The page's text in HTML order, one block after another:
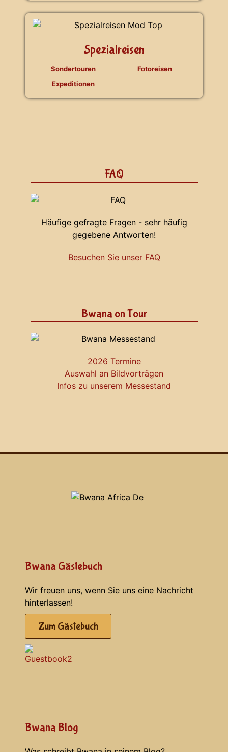
Spezialreisen
Sondertouren
Expeditionen
Fotoreisen
FAQ
Häufige gefragte Fragen - sehr häufig
gegebene Antworten!
Besuchen Sie unser FAQ
Bwana on Tour
2026 Termine
Auswahl an Bildvorträgen
Infos zu unserem Messestand
Bwana Gästebuch
Wir freuen uns, wenn Sie uns eine Nachricht
hinterlassen!
Zum Gästebuch
Bwana Blog